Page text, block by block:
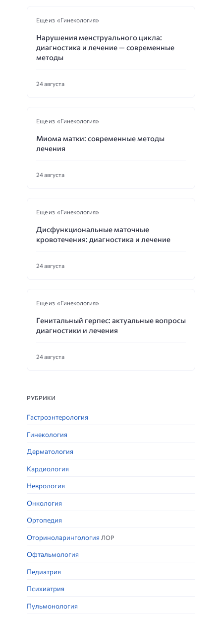
Еще из «Гинекология»
Нарушения менструального цикла:
диагностика и лечение — современные
методы
24 августа
Еще из «Гинекология»
Миома матки: современные методы
лечения
24 августа
Еще из «Гинекология»
Дисфункциональные маточные
кровотечения: диагностика и лечение
24 августа
Еще из «Гинекология»
Генитальный герпес: актуальные вопросы
диагностики и лечения
24 августа
РУБРИКИ
Гастроэнтерология
Гинекология
Дерматология
Кардиология
Неврология
Онкология
Ортопедия
Оториноларингология ЛОР
Офтальмология
Педиатрия
Психиатрия
Пульмонология